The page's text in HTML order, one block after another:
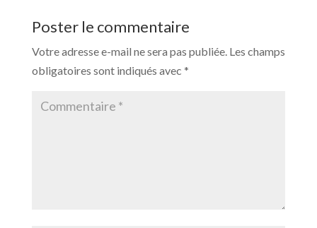
Poster le commentaire
Votre adresse e-mail ne sera pas publiée. Les champs
obligatoires sont indiqués avec *